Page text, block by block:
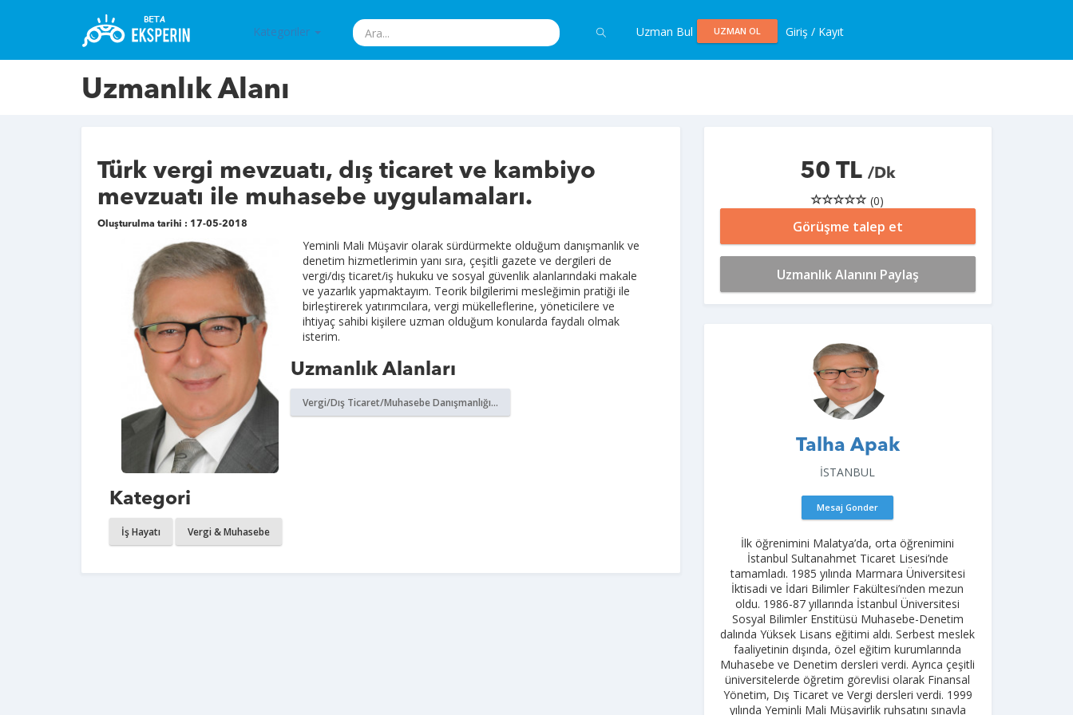
Kategoriler Uzman Bul UZMAN OL Giriş / Kayıt
Uzmanlık Alanı
Türk vergi mevzuatı, dış ticaret ve kambiyo
mevzuatı ile muhasebe uygulamaları.
Oluşturulma tarihi : 17-05-2018
Yeminli Mali Müşavir olarak sürdürmekte olduğum danışmanlık ve
denetim hizmetlerimin yanı sıra, çeşitli gazete ve dergileri de
vergi/dış ticaret/iş hukuku ve sosyal güvenlik alanlarındaki makale
ve yazarlık yapmaktayım. Teorik bilgilerimi mesleğimin pratiği ile
birleştirerek yatırımcılara, vergi mükelleflerine, yöneticilere ve
ihtiyaç sahibi kişilere uzman olduğum konularda faydalı olmak
isterim.
Uzmanlık Alanları
Vergi/Dış Ticaret/Muhasebe Danışmanlığı...
Kategori
İş Hayatı Vergi & Muhasebe
50 TL /Dk
(0)
Görüşme talep et
Uzmanlık Alanını Paylaş
Talha Apak
İSTANBUL
Mesaj Gonder
İlk öğrenimini Malatya’da, orta öğrenimini
İstanbul Sultanahmet Ticaret Lisesi’nde
tamamladı. 1985 yılında Marmara Üniversitesi
İktisadi ve İdari Bilimler Fakültesi’nden mezun
oldu. 1986-87 yıllarında İstanbul Üniversitesi
Sosyal Bilimler Enstitüsü Muhasebe-Denetim
dalında Yüksek Lisans eğitimi aldı. Serbest meslek
faaliyetinin dışında, özel eğitim kurumlarında
Muhasebe ve Denetim dersleri verdi. Ayrıca çeşitli
üniversitelerde öğretim görevlisi olarak Finansal
Yönetim, Dış Ticaret ve Vergi dersleri verdi. 1999
yılında Yeminli Mali Müşavirlik ruhsatını sınavla